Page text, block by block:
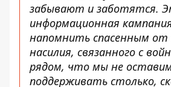
забывают и заботятся.
информационная
напомнить спасенным от
насилия, связанного с
рядом, что мы не
поддерживать столько,